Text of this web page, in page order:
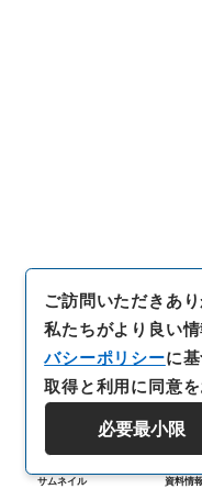
サムネイル 資料情
ご訪問いただきあ
私たちがより良い
バシーポリシーに
取得と利用に同意を
必要最小限